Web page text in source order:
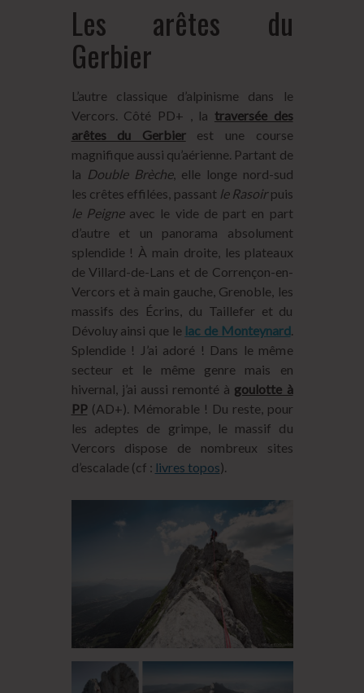
Les arêtes du
Gerbier
L’autre classique d’alpinisme dans le
Vercors. Côté PD+ , la traversée des
arêtes du Gerbierest une course
magnifique aussi qu’aérienne. Partant de
la Double Brèche, elle longe nord-sud
les crêtes effilées, passant le Rasoirpuis
le Peigneavec le vide de part en part
d’autre et un panorama absolument
splendide ! À main droite, les plateaux
de Villard-de-Lans et de Corrençon-en-
Vercors et à main gauche, Grenoble, les
massifs des Écrins, du Taillefer et du
Dévoluy ainsi que le lac de Monteynard.
Splendide ! J’ai adoré ! Dans le même
secteur et le même genre mais en
hivernal, j’ai aussi remonté à goulotte à
PP(AD+). Mémorable ! Du reste, pour
les adeptes de grimpe, le massif du
Vercors dispose de nombreux sites
d’escalade (cf : livres topos).